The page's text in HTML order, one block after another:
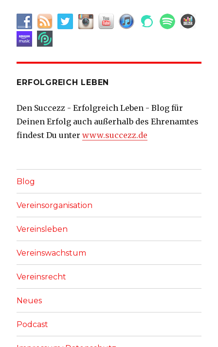
ERFOLGREICH LEBEN
Den Succezz - Erfolgreich Leben - Blog für
Deinen Erfolg auch außerhalb des Ehrenamtes
findest Du unterwww.succezz.de
Blog
Vereinsorganisation
Vereinsleben
Vereinswachstum
Vereinsrecht
Neues
Podcast